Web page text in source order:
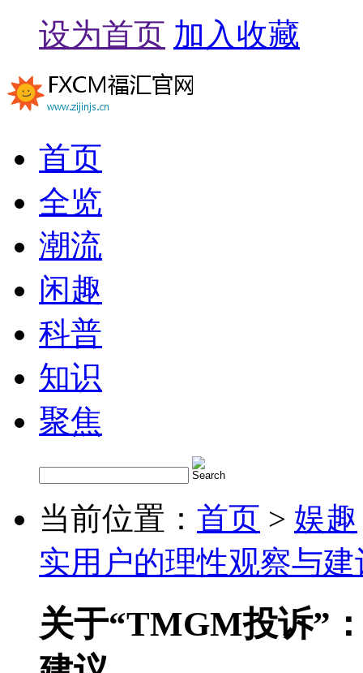
设为首页 加入收藏
首页
全览
潮流
闲趣
科普
知识
聚焦
当前位置： 首页 > 娱趣
实用户的理性观察与建
关于“TMGM投诉”